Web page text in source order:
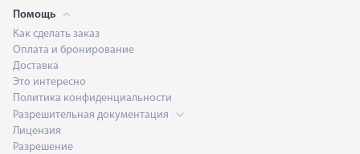
Помощь
Как сделать заказ
Оплата и бронирование
Доставка
Это интересно
Политика конфиденциальности
Разрешительная документация
Лицензия
Разрешение